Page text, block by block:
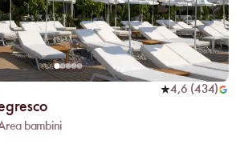
4,6 (434)
bambini